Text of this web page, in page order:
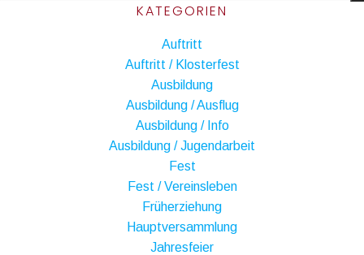
KATEGORIEN
Auftritt
Auftritt / Klosterfest
Ausbildung
Ausbildung / Ausflug
Ausbildung / Info
Ausbildung / Jugendarbeit
Fest
Fest / Vereinsleben
Früherziehung
Hauptversammlung
Jahresfeier